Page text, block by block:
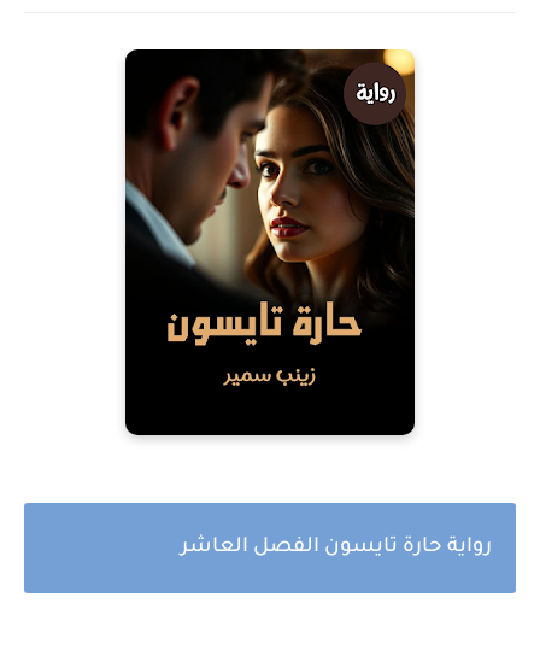
رواية حارة تايسون الفصل العاشر